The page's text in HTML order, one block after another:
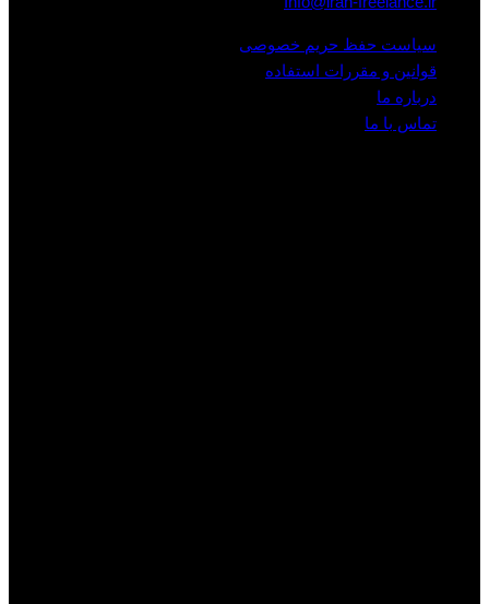
سیاست حفظ حریم خصوصی
قوانین و مقررات استفاده
درباره ما
تماس با ما